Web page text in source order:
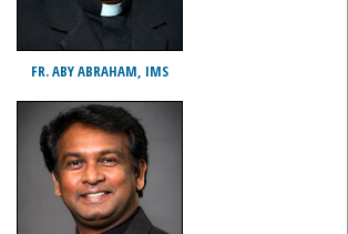
FR. ABY ABRAHAM, IMS